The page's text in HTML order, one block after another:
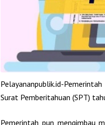
Pelayananpublik.id-
Surat Pemberitahuan (SPT)
Pemerintah pun mengimbau